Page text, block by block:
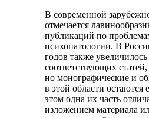
В современной
отмечается
публикаций по
психопатологии. В
годов также
соответствующих статей,
но монографические и
в этой области
этом одна их часть
изложением материала